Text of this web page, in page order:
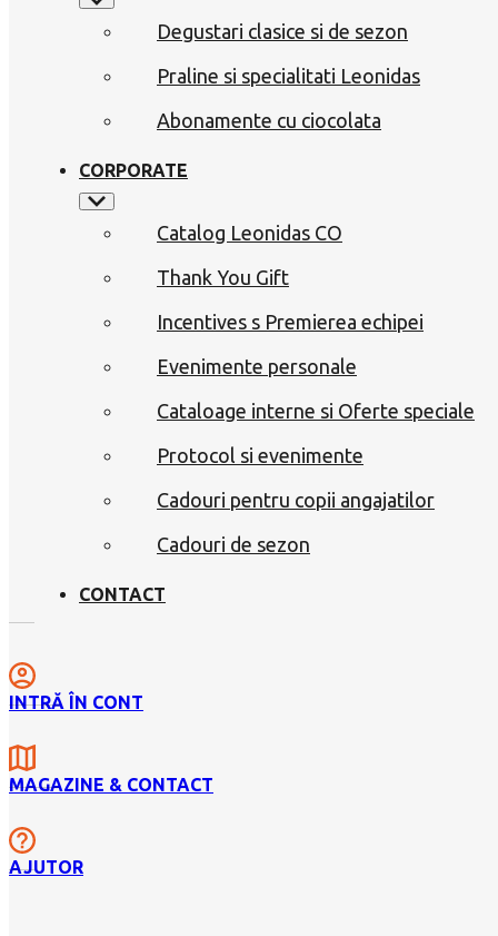
Degustari clasice si de sezon
Praline si specialitati Leonidas
Abonamente cu ciocolata
CORPORATE
Catalog Leonidas CO
Thank You Gift
Incentives s Premierea echipei
Evenimente personale
Cataloage interne si Oferte speciale
Protocol si evenimente
Cadouri pentru copii angajatilor
Cadouri de sezon
CONTACT
INTRĂ ÎN CONT
MAGAZINE & CONTACT
AJUTOR